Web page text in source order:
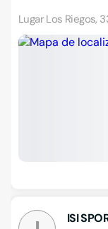
Lugar Los Riegos,
ISI